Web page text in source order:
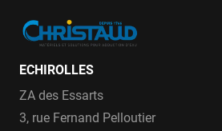
ECHIROLLES
ZA des Essarts
3, rue Fernand Pelloutier